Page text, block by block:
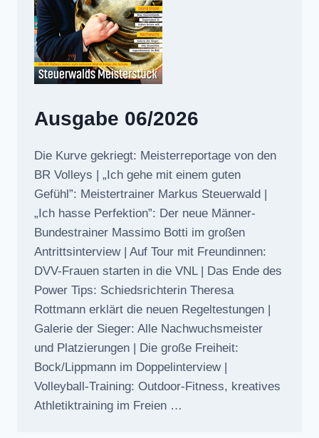
Ausgabe 06/2026
Die Kurve gekriegt: Meisterreportage von den
BR Volleys | „Ich gehe mit einem guten
Gefühl”: Meistertrainer Markus Steuerwald |
„Ich hasse Perfektion”: Der neue Männer-
Bundestrainer Massimo Botti im großen
Antrittsinterview | Auf Tour mit Freundinnen:
DVV-Frauen starten in die VNL | Das Ende des
Power Tips: Schiedsrichterin Theresa
Rottmann erklärt die neuen Regeltestungen |
Galerie der Sieger: Alle Nachwuchsmeister
und Platzierungen | Die große Freiheit:
Bock/Lippmann im Doppelinterview |
Volleyball-Training: Outdoor-Fitness, kreatives
Athletiktraining im Freien …